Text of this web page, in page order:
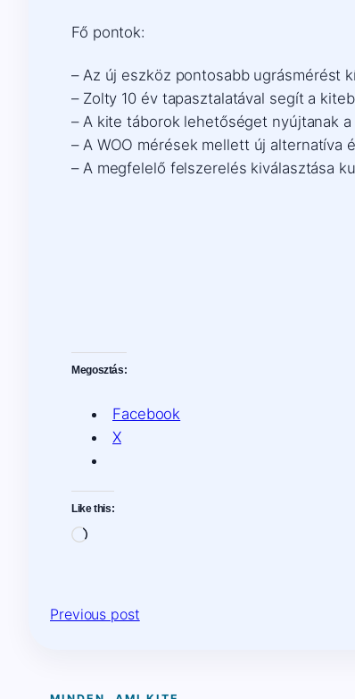
Fő pontok:
– Az új eszköz pontosabb ugrásmérést
– Zolty 10 év tapasztalatával segít a
– A kite táborok lehetőséget nyújtanak
– A WOO mérések mellett új alternatíva
– A megfelelő felszerelés kiválasztása
Megosztás:
Facebook
X
Like this:
Loading…
Previous post